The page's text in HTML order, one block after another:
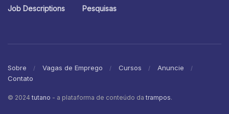
Job Descriptions
Pesquisas
Sobre Vagas de Emprego Cursos
Anuncie
Contato
© 2024 tutano - a plataforma de conteúdo da trampos.